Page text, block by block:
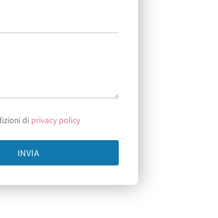
di privacy policy
INVIA